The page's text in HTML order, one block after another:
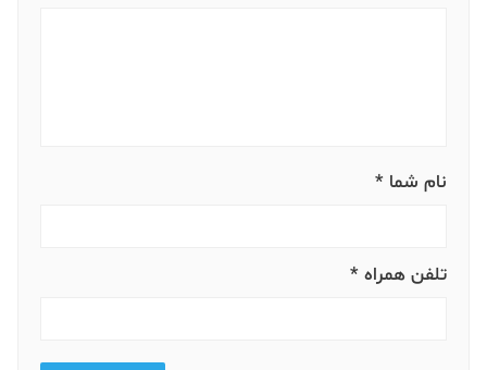
نام شما *
تلفن همراه *